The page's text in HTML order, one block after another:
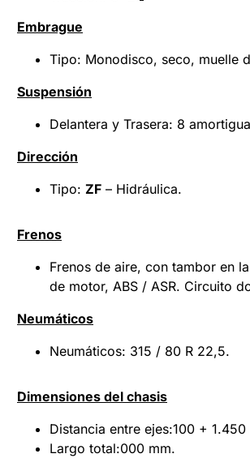
Embrague
Tipo: Monodisco, seco, muelle
Suspensión
Delantera y Trasera: 8
Dirección
Tipo: ZF – Hidráulica.
Frenos
Frenos de aire, con tambor en
de motor, ABS / ASR. Circuito
Neumáticos
Neumáticos: 315 / 80 R 22,5.
Dimensiones del chasis
Distancia entre ejes:100 + 1.450
Largo total:000 mm.